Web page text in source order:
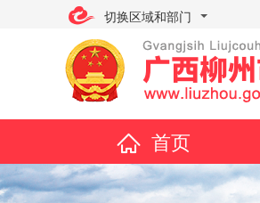
切换区域和部门
首页